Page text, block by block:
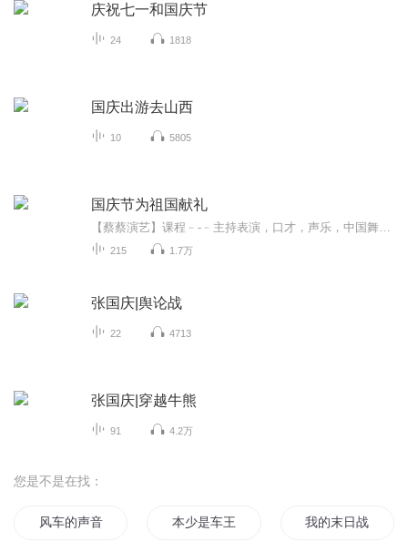
庆祝七一和国庆节
24 1818
国庆出游去山西
10 5805
国庆节为祖国献礼
215 1.7万
张国庆|舆论战
22 4713
张国庆|穿越牛熊
91 4.2万
您是不是在找：
风车的声音 本少是车王 我的末日战车